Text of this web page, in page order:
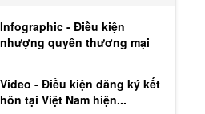
Infographic - Điều kiện
nhượng quyền thương mại
Video - Điều kiện đăng ký kết
hôn tại Việt Nam hiện...